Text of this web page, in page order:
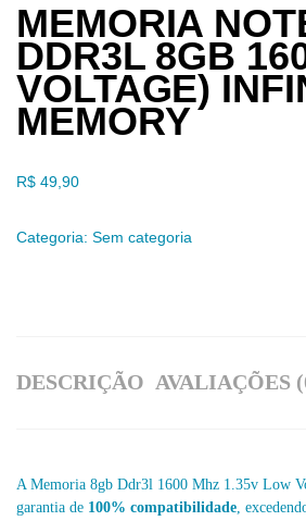
MEMORIA
DDR3L 8GB
VOLTAGE)
MEMORY
R$ 49,90
Categoria: Sem categoria
DESCRIÇÃO AVALIAÇÕES
A Memoria 8gb Ddr3l 1600 Mhz 1.35v Low
garantia de 100% compatibilidade,